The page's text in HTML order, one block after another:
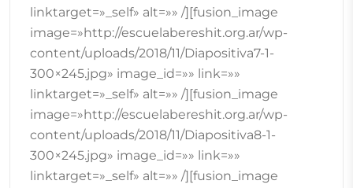
linktarget=»_self» alt=»» /][fusion_image
image=»http://escuelabereshit.org.ar/wp-
content/uploads/2018/11/Diapositiva7-1-
300×245.jpg» image_id=»» link=»»
linktarget=»_self» alt=»» /][fusion_image
image=»http://escuelabereshit.org.ar/wp-
content/uploads/2018/11/Diapositiva8-1-
300×245.jpg» image_id=»» link=»»
linktarget=»_self» alt=»» /][fusion_image